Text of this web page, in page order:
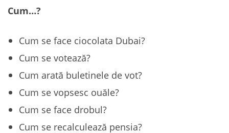
Cum…?
Cum se face ciocolata Dubai?
Cum se votează?
Cum arată buletinele de vot?
Cum se vopsesc ouăle?
Cum se face drobul?
Cum se recalculează pensia?